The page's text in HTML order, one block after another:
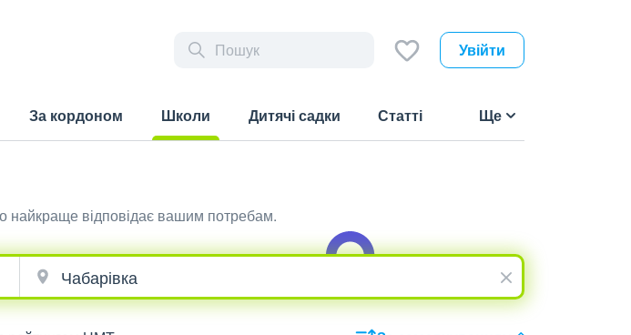
Увійти
За кордоном
Школи
Дитячі садки Статті Ще
найкраще відповідає вашим потребам.